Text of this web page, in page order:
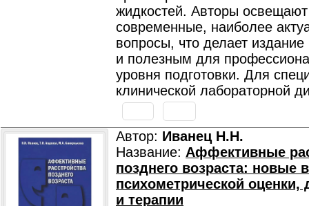
жидкостей. Авторы освещают
современные, наиболее
вопросы, что делает
и полезным для
уровня подготовки. Для
клинической лабораторной
Автор: Иванец Н.Н.
Название: Аффективные
позднего возраста: новые
психометрической оценки,
и терапии